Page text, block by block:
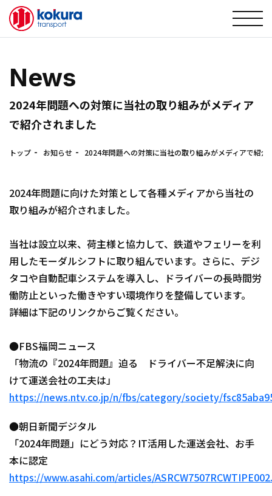
物流サービス +
鉄道コンテナ輸送
トラック・トレーラー輸送
港湾物流
構内作業
企業情報トップ
社長挨拶
理念
事業所一覧
物流資産一覧
採用情報
ブログ
お知らせ
Contact
News
2024年問題への対策に当社の取り組みがメディア
で紹介されました
トップ お知らせ 2024年問題への対策に当社の取り組みがメディアで紹介
2024年問題に向けた対策として各種メディアから当社の
取り組みが紹介されました。
当社は設立以来、荷主様と協力して、鉄道やフェリーを利
用したモーダルシフトに取り組んでいます。さらに、デジ
タコや自動配車システムを導入し、ドライバーの長時間労
働防止といった働きやすい環境作りを整備しています。
詳細は下記のリンクからご覧ください。
●FBS福岡ニュース
「物流の『2024年問題』迫る ドライバー不足解決に向
けて運送会社の工夫は」
https://news.ntv.co.jp/n/fbs/category/society/
●朝日新聞デジタル
「2024年問題」にどう対応？IT活用した運送会社、お手
本に認定
https://www.asahi.com/articles/